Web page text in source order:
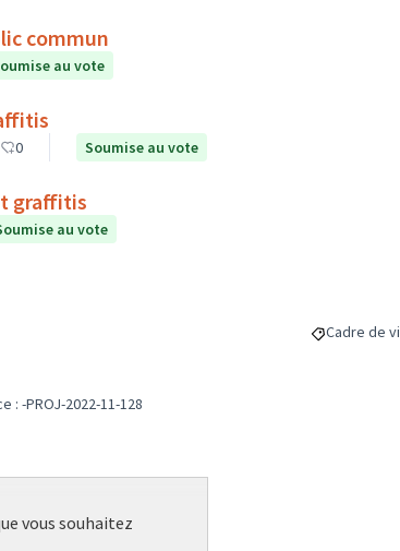
commun
au vote
0 Soumise au vote
graffitis
au vote
Filtrer les
Cadre de
: -PROJ-2022-11-128
vous souhaitez